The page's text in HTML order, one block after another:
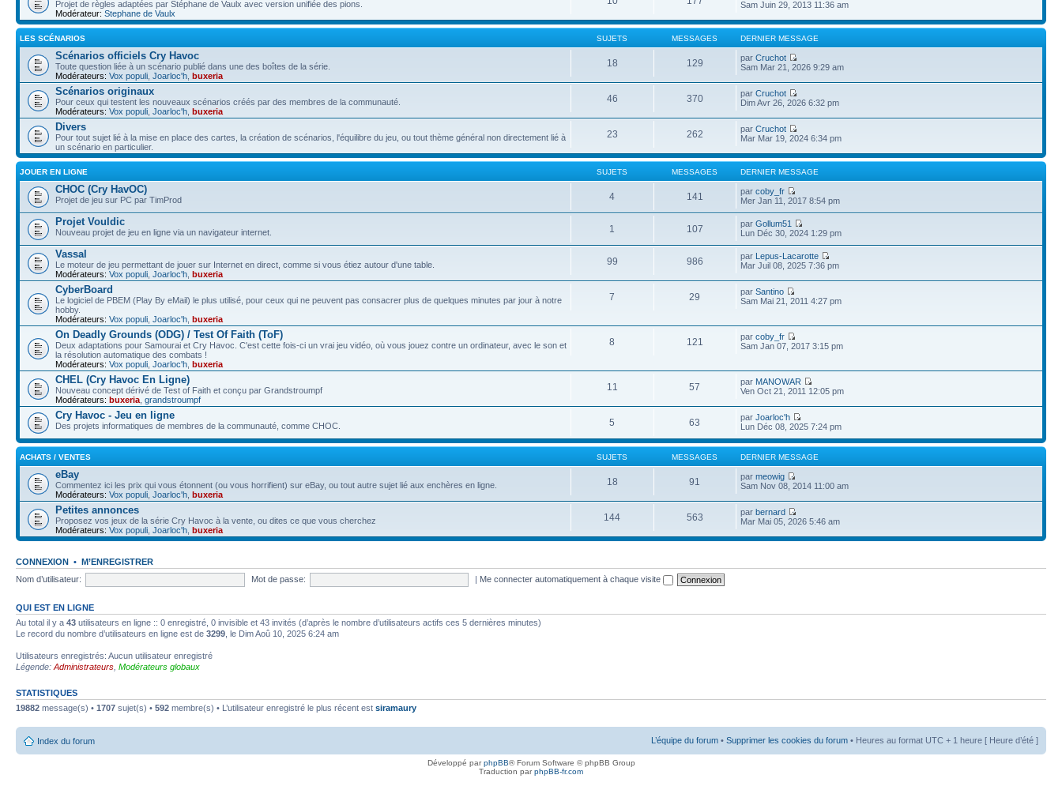
Projet de règles adaptées par Stéphane de Vaulx avec version unifiée des pions.
Modérateur: Stephane de Vaulx
Sam Juin 29, 2013 11:36 am
LES SCÉNARIOS SUJETS MESSAGES DERNIER MESSAGE
Scénarios officiels Cry Havoc
Toute question liée à un scénario publié dans une des boîtes de la série.
Modérateurs: Vox populi Joarloc'h buxeria
18 129 parCruchot
Sam Mar 21, 2026 9:29 am
Scénarios originaux
Pour ceux qui testent les nouveaux scénarios créés par des membres de la communauté.
Modérateurs: Vox populi Joarloc'h buxeria
46 370 parCruchot
Dim Avr 26, 2026 6:32 pm
Divers
Pour tout sujet lié à la mise en place des cartes, la création de scénarios, l'équilibre du jeu, ou tout thème général non directement lié à
un scénario en particulier.
23 262 parCruchot
Mar Mar 19, 2024 6:34 pm
JOUER EN LIGNE SUJETS MESSAGES DERNIER MESSAGE
CHOC (Cry HavOC)
Projet de jeu sur PC par TimProd 4 141 parcoby_fr
Mer Jan 11, 2017 8:54 pm
Projet Vouldic
Nouveau projet de jeu en ligne via un navigateur internet. 1 107 parGollum51
Lun Déc 30, 2024 1:29 pm
Vassal
Le moteur de jeu permettant de jouer sur Internet en direct, comme si vous étiez autour d'une table.
Modérateurs: Vox populi Joarloc'h buxeria
99 986 par Lepus-Lacarotte
Mar Juil 08, 2025 7:36 pm
CyberBoard
Le logiciel de PBEM (Play By eMail) le plus utilisé, pour ceux qui ne peuvent pas consacrer plus de quelques minutes par jour à notre
hobby.
Modérateurs: Vox populi Joarloc'h buxeria
7 29 parSantino
Sam Mai 21, 2011 4:27 pm
On Deadly Grounds (ODG) / Test Of Faith (ToF)
Deux adaptations pour Samourai et Cry Havoc. C'est cette fois-ci un vrai jeu vidéo, où vous jouez contre un ordinateur, avec le son et
la résolution automatique des combats !
Modérateurs: Vox populi Joarloc'h buxeria
8 121 parcoby_fr
Sam Jan 07, 2017 3:15 pm
CHEL (Cry Havoc En Ligne)
Nouveau concept dérivé de Test of Faith et conçu par Grandstroumpf
Modérateurs: buxeria grandstroumpf
11 57 par MANOWAR
Ven Oct 21, 2011 12:05 pm
Cry Havoc - Jeu en ligne
Des projets informatiques de membres de la communauté, comme CHOC. 5 63 parJoarloc'h
Lun Déc 08, 2025 7:24 pm
ACHATS / VENTES SUJETS MESSAGES DERNIER MESSAGE
eBay
Commentez ici les prix qui vous étonnent (ou vous horrifient) sur eBay, ou tout autre sujet lié aux enchères en ligne.
Modérateurs: Vox populi Joarloc'h buxeria
18 91 parmeowig
Sam Nov 08, 2014 11:00 am
Petites annonces
Proposez vos jeux de la série Cry Havoc à la vente, ou dites ce que vous cherchez
Modérateurs: Vox populi Joarloc'h buxeria
144 563 parbernard
Mar Mai 05, 2026 5:46 am
CONNEXION • M’ENREGISTRER
Nom d’utilisateur:
Mot de passe: | Me connecter automatiquement à chaque visite
QUI EST EN LIGNE
Au total il y a 43 utilisateurs en ligne :: 0 enregistré, 0 invisible et 43 invités (d’après le nombre d’utilisateurs actifs ces 5 dernières minutes)
Le record du nombre d’utilisateurs en ligne est de 3299 , le Dim Aoû 10, 2025 6:24 am
Utilisateurs enregistrés: Aucun utilisateur enregistré
Légende: Administrateurs Modérateurs globaux
STATISTIQUES
19882 message(s) • 1707 sujet(s) • 592 membre(s) • L’utilisateur enregistré le plus récent est siramaury
Index du forum L’équipe du forum • Supprimer les cookies du forum • Heures au format UTC + 1 heure [ Heure d’été ]
Développé parphpBB® Forum Software © phpBB Group
Traduction parphpBB-fr.com